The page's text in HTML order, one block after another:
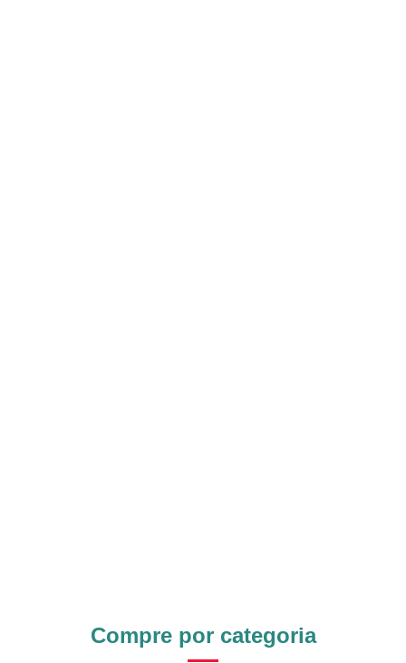
Compre por categoria